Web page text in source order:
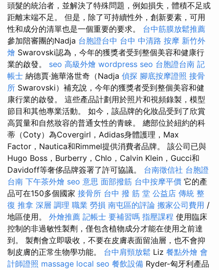
頭髮的統治者，並解決了特殊問題，例如損失，體積不足或
距離末端不足。 但是，除了可持續性外，創新要素，可用
性和成分的清單也是一個重要的要求。 台中筋膜放鬆推薦
參加陪審團的Nadja 台胞證台中 台中 中清路 按摩 新竹外
燴 Swarovski認為，今年的獲獎者受到整個美容和健康行
業的啟發。 seo 高級外燴 wordpress seo 台胞證台南 記
帳士 納德賈·施華洛世奇（Nadja 偵探 腳底按摩證照 接骨
所 Swarovski）補充說，今年的獲獎者受到整個美容和健
康行業的啟發。 這些產品計劃用於照片和視頻錄製，模型
節目和其他專業活動。 如今，該品牌的化妝品受到了欣賞
高質量和自然妝容的普通女性的青睞。 總部位於紐約的科
蒂（Coty）為Covergirl，Adidas身體護理，Max
Factor，Nautica和Rimmel提供消費者品牌。 該公司已與
Hugo Boss，Burberry，Chlo，Calvin Klein，Gucci和
Davidoff等奢侈品牌簽署了許可協議。 台南徵信社 台胞證
台南 下午茶外燴 seo 意思 面部撥筋 台中按摩平價 它的產
品可在150多個國家 接骨所 台中 撥 筋 堂 公益店 傳統 整
復 推拿 深層 調理 職業 勞損 南屯區的評論 搬家公司費用 /
地區使用。 外燴推薦 記帳士 要補習嗎 指壓課程 使用臨床
控制的非過敏性製劑，僅包含植物成分才能在使用之前達
到。 製劑會立即吸收，不要在皮膚表面留油層，也不會抑
制皮膚的正常生物學功能。 台中肩頸放鬆 Liz 餐點外燴 會
計師證照 massage local seo 餐飲設備 Ryder-匈牙利產品